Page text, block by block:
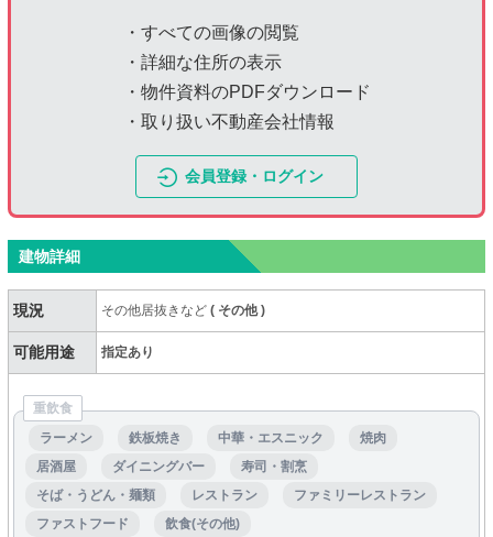
・すべての画像の閲覧
・詳細な住所の表示
・物件資料のPDFダウンロード
・取り扱い不動産会社情報
会員登録・ログイン
建物詳細
現況 その他居抜きなど( その他)
可能用途 指定あり
重飲食
ラーメン
鉄板焼き 中華・エスニック
焼肉
居酒屋
ダイニングバー
寿司・割烹
そば・うどん・麺類
レストラン
ファミリーレストラン
ファストフード
飲食(その他)